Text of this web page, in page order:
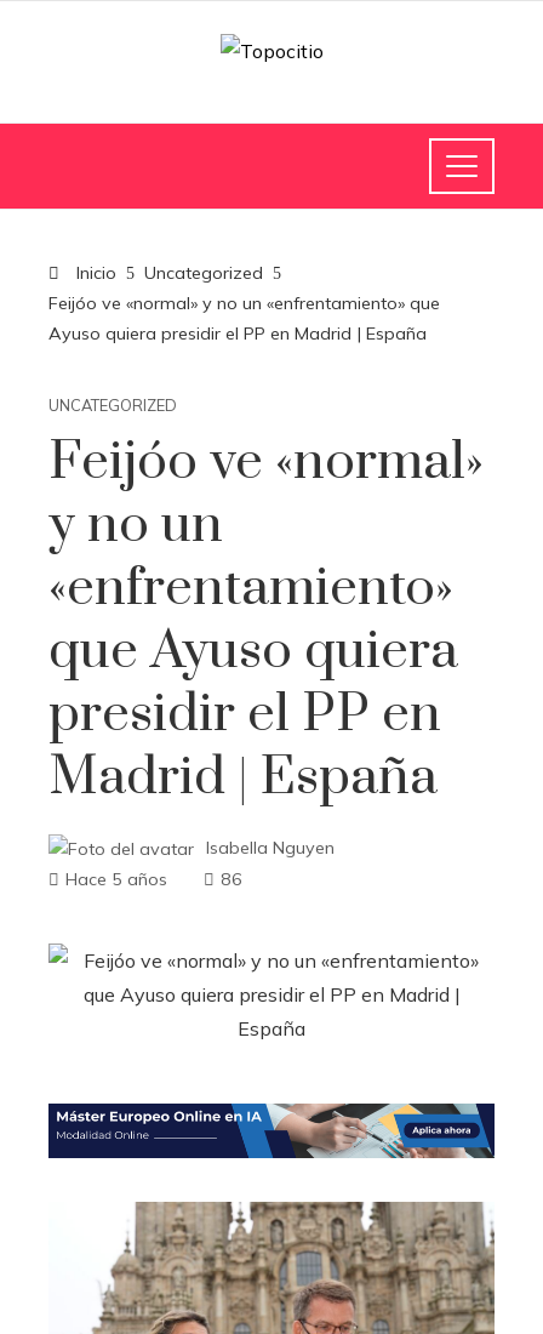
Inicio
Uncategorized
Feijóo ve «normal» y no un «enfrentamiento» que
Ayuso quiera presidir el PP en Madrid | España
UNCATEGORIZED
Feijóo ve «normal»
y no un
«enfrentamiento»
que Ayuso quiera
presidir el PP en
Madrid | España
Isabella Nguyen
Hace 5 años
86